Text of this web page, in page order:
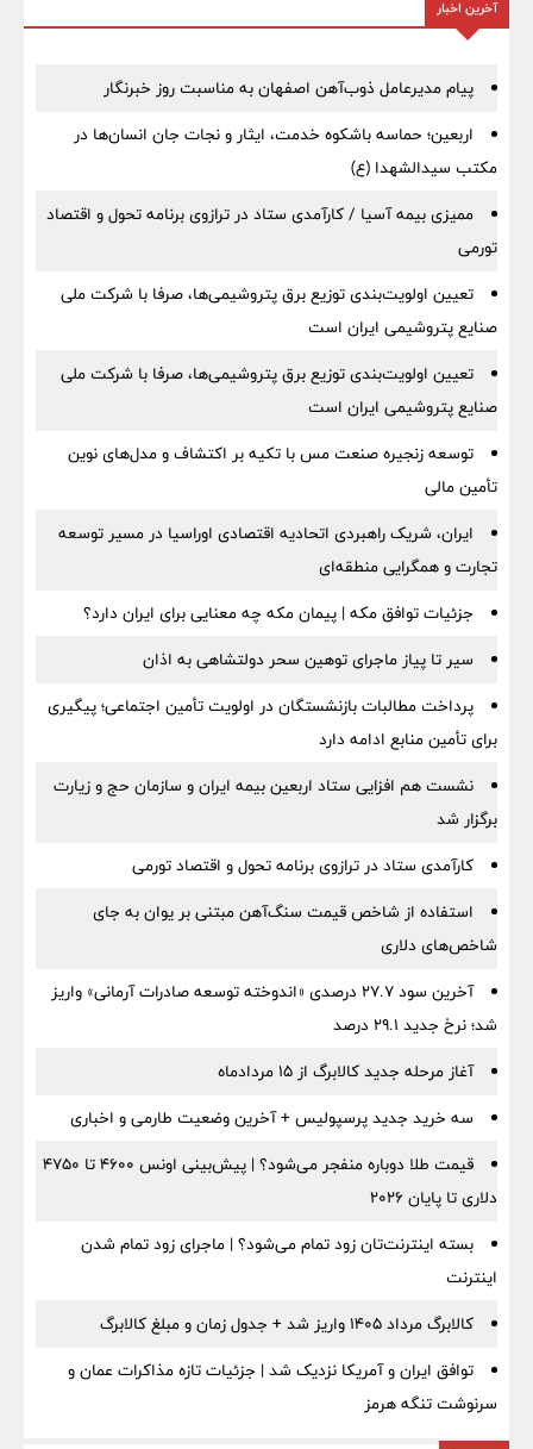
آخرین اخبار
پیام مدیرعامل ذوب‌آهن اصفهان به مناسبت روز خبرنگار
اربعین؛ حماسه باشکوه خدمت، ایثار و نجات جان انسان‌ها در
مکتب سیدالشهدا (ع)
ممیزی بیمه آسیا / کارآمدی ستاد در ترازوی برنامه تحول و اقتصاد
تورمی
تعیین اولویت‌بندی توزیع برق پتروشیمی‌ها، صرفا با شرکت ملی
صنایع پتروشیمی ایران است
تعیین اولویت‌بندی توزیع برق پتروشیمی‌ها، صرفا با شرکت ملی
صنایع پتروشیمی ایران است
توسعه زنجیره صنعت مس با تکیه بر اکتشاف و مدل‌های نوین
تأمین مالی
ایران، شریک راهبردی اتحادیه اقتصادی اوراسیا در مسیر توسعه
تجارت و همگرایی منطقه‌ای
جزئیات توافق مکه | پیمان مکه چه معنایی برای ایران دارد؟
سیر تا پیاز ماجرای توهین سحر دولتشاهی به اذان
پرداخت مطالبات بازنشستگان در اولویت تأمین اجتماعی؛ پیگیری
برای تأمین منابع ادامه دارد
نشست هم افزایی ستاد اربعین بیمه ایران و سازمان حج و زیارت
برگزار شد
کارآمدی ستاد در ترازوی برنامه تحول و اقتصاد تورمی
استفاده از شاخص قیمت سنگ‌آهن مبتنی بر یوان به جای
شاخص‌های دلاری
آخرین سود ۲۷.۷ درصدی «اندوخته توسعه صادرات آرمانی» واریز
شد؛ نرخ جدید ۲۹.۱ درصد
آغاز مرحله جدید کالابرگ از ۱۵ مردادماه
سه خرید جدید پرسپولیس + آخرین وضعیت طارمی و اخباری
قیمت طلا دوباره منفجر می‌شود؟ | پیش‌بینی اونس ۴۶۰۰ تا ۴۷۵۰
دلاری تا پایان ۲۰۲۶
بسته اینترنت‌تان زود تمام می‌شود؟ | ماجرای زود تمام شدن
اینترنت
کالابرگ مرداد ۱۴۰۵ واریز شد + جدول زمان و مبلغ کالابرگ
توافق ایران و آمریکا نزدیک شد | جزئیات تازه مذاکرات عمان و
سرنوشت تنگه هرمز